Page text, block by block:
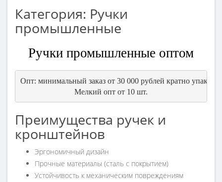
Категория: Ручки
промышленные
Ручки промышленные оптом
Опт: минимальный заказ от 30 000 рублей кратно
Мелкий опт от 10 шт.
Преимущества ручек и
кронштейнов
Эргономичный дизайн
Прочные материалы (сталь с покрытием)
Устойчивость к механическим повреждениям